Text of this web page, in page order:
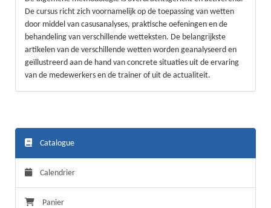
De cursus richt zich voornamelijk op de toepassing van wetten
door middel van casusanalyses, praktische oefeningen en de
behandeling van verschillende wetteksten. De belangrijkste
artikelen van de verschillende wetten worden geanalyseerd en
geïllustreerd aan de hand van concrete situaties uit de ervaring
van de medewerkers en de trainer of uit de actualiteit.
Catalogue
Calendrier
Panier